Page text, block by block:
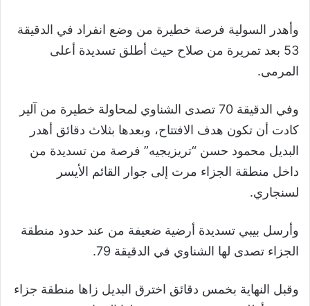
وأهدر السولية فرصة خطيرة من وضع انفراد في الدقيقة
53 بعد تمريرة من صلاح حيث أطلق تسديدة أعلى
المرمى.
وفي الدقيقة 70 تصدى الشناوي لمحاولة خطيرة من آلير
كادت أن تكون هدف الافتتاح، وبعدها بثلاث دقائق أهدر
البديل محمود حسن “تريزيجيه” فرصة من تسديدة من
داخل منطقة الجزاء مرت إلى جوار القائم الأيسر
لسنجاري.
وأرسل بيبي تسديدة أرضية ضعيفة من عند حدود منطقة
الجزاء تصدى لها الشناوي في الدقيقة 79.
وقبل النهاية بخمس دقائق اخترق البديل زاها منطقة جزاء